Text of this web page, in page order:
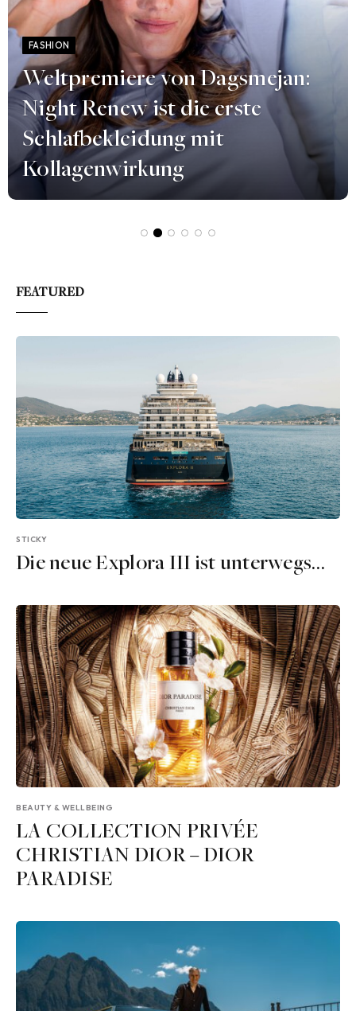
FASHION
Weltpremiere von Dagsmejan:
Night Renew ist die erste
Schlafbekleidung mit
Kollagenwirkung
FEATURED
STICKY
Die neue Explora III ist unterwegs…
BEAUTY & WELLBEING
LA COLLECTION PRIVÉE
CHRISTIAN DIOR – DIOR
PARADISE